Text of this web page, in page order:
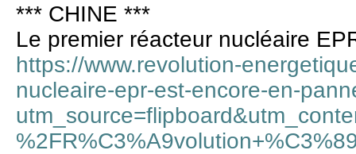
*** CHINE ***
Le premier réacteur nucléaire
https://www.revolution-
nucleaire-epr-est-encore-en-